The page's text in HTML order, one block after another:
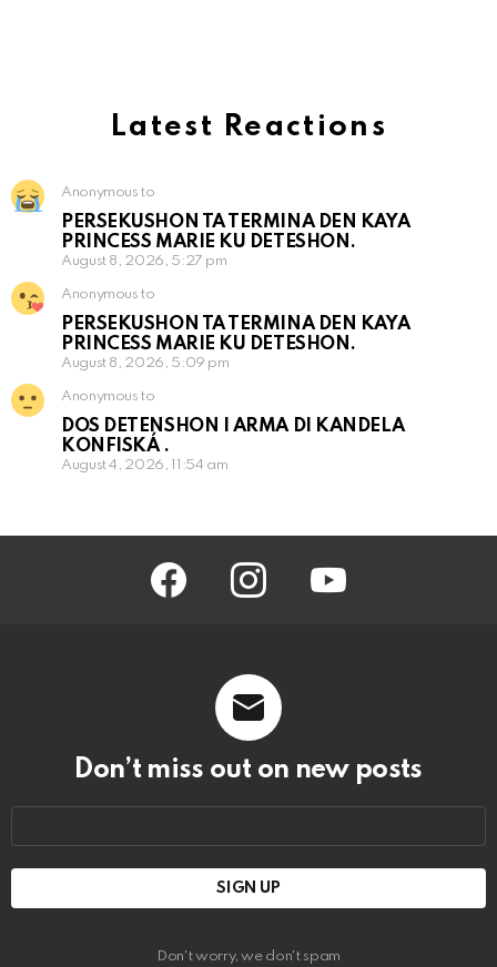
Latest Reactions
Anonymous to
PERSEKUSHON TA TERMINA DEN KAYA
PRINCESS MARIE KU DETESHON.
August 8, 2026, 5:27 pm
Anonymous to
PERSEKUSHON TA TERMINA DEN KAYA
PRINCESS MARIE KU DETESHON.
August 8, 2026, 5:09 pm
Anonymous to
DOS DETENSHON I ARMA DI KANDELA
KONFISKÁ .
August 4, 2026, 11:54 am
facebook instagram youtube
Don’t miss out on new posts
Don't worry, we don't spam